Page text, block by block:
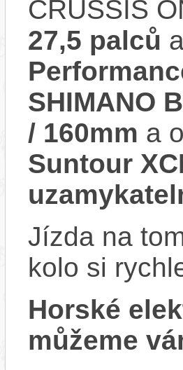
CRUSSIS
27,5 palců
SHIMANO
/ 160mm a
Suntour
Jízda na
kolo si
Horské
můžeme